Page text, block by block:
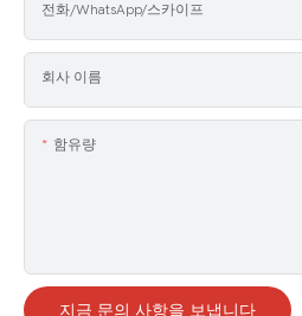
전화/WhatsApp/스카이프
회사 이름
함유량
지금 문의 사항을 보냅니다